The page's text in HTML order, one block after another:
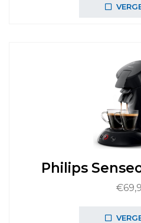
Philips
€